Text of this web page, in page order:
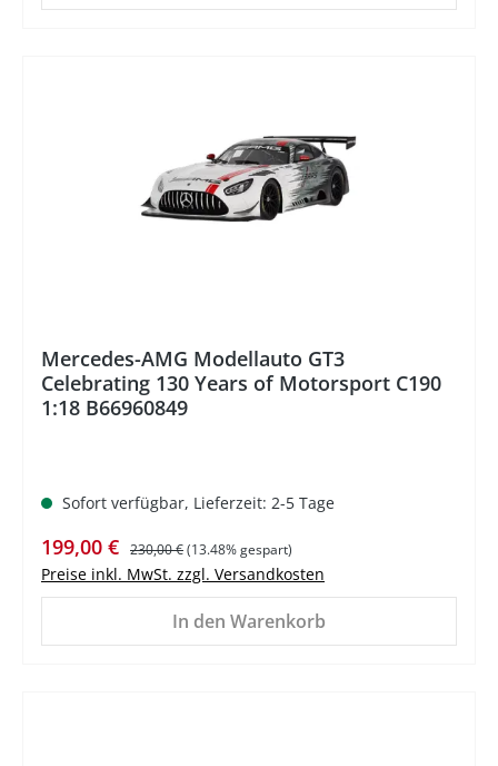
Mercedes-AMG Modellauto GT3
Celebrating 130 Years of Motorsport C190
1:18 B66960849
Sofort verfügbar, Lieferzeit: 2-5 Tage
Verkaufspreis:
199,00 € Regulärer Preis:
230,00 €(13.48% gespart)
Preise inkl. MwSt. zzgl. Versandkosten
In den Warenkorb